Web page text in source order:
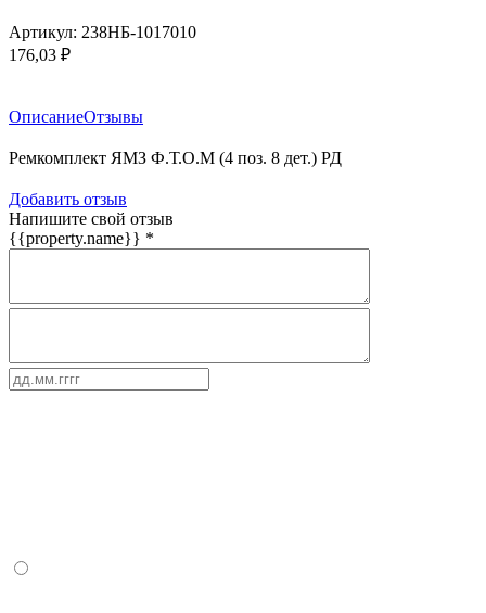
Артикул: 238НБ-1017010
176,03 ₽
ОписаниеОтзывы
Ремкомплект ЯМЗ Ф.Т.О.М (4 поз. 8 дет.) РД
Добавить отзыв
Напишите свой отзыв
{{property.name}} *